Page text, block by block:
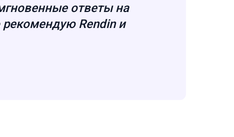
ответы на
Rendin и